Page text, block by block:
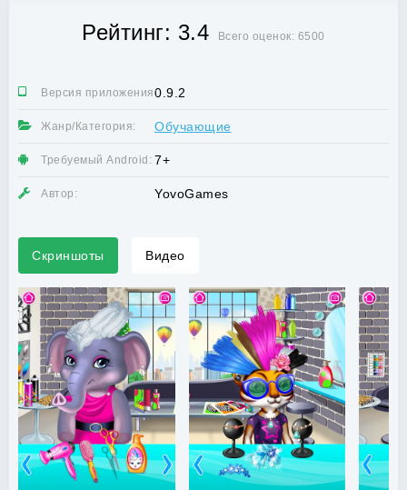
Рейтинг: 3.4 Всего оценок: 6500
Версия приложения:0.9.2
Жанр/Категория: Обучающие
Требуемый Android: 7+
Автор: YovoGames
Скриншоты Видео